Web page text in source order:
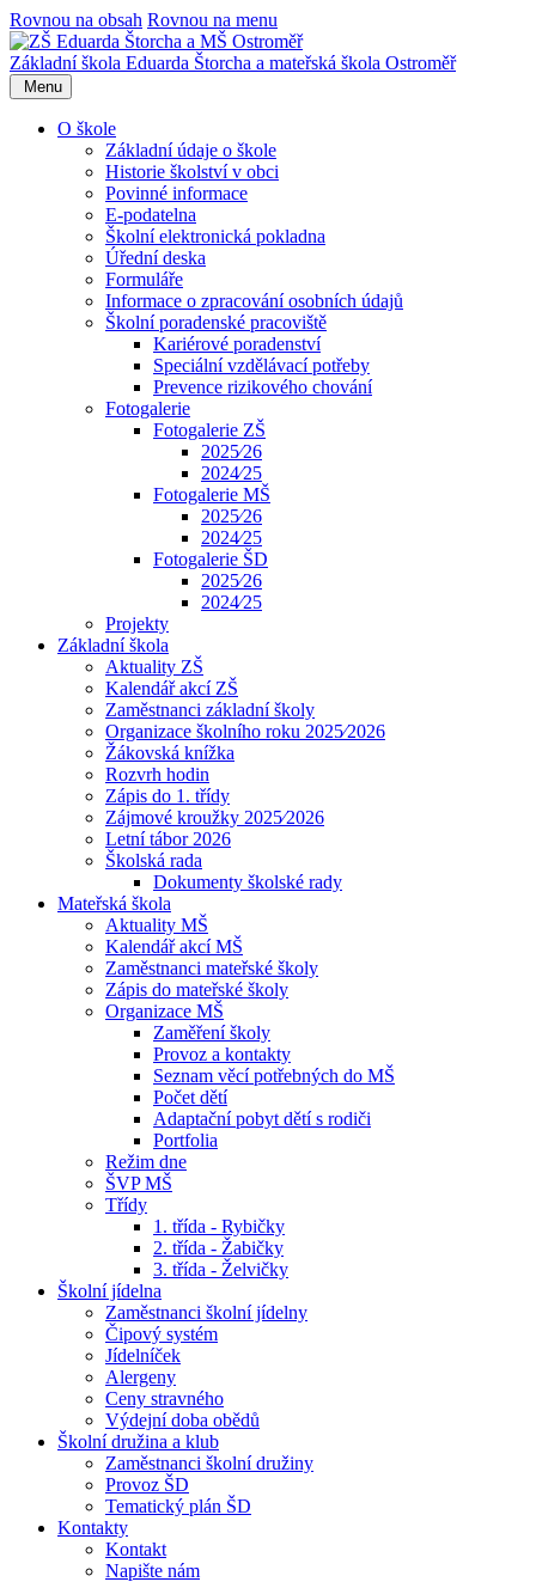
Rovnou na obsah Rovnou na menu
Základní škola Eduarda Štorcha a mateřská škola Ostroměř
Menu
O škole
Základní údaje o škole
Historie školství v obci
Povinné informace
E-podatelna
Školní elektronická pokladna
Úřední deska
Formuláře
Informace o zpracování osobních údajů
Školní poradenské pracoviště
Kariérové poradenství
Speciální vzdělávací potřeby
Prevence rizikového chování
Fotogalerie
Fotogalerie ZŠ
2025⁄26
2024⁄25
Fotogalerie MŠ
2025⁄26
2024⁄25
Fotogalerie ŠD
2025⁄26
2024⁄25
Projekty
Základní škola
Aktuality ZŠ
Kalendář akcí ZŠ
Zaměstnanci základní školy
Organizace školního roku 2025⁄2026
Žákovská knížka
Rozvrh hodin
Zápis do 1. třídy
Zájmové kroužky 2025⁄2026
Letní tábor 2026
Školská rada
Dokumenty školské rady
Mateřská škola
Aktuality MŠ
Kalendář akcí MŠ
Zaměstnanci mateřské školy
Zápis do mateřské školy
Organizace MŠ
Zaměření školy
Provoz a kontakty
Seznam věcí potřebných do MŠ
Počet dětí
Adaptační pobyt dětí s rodiči
Portfolia
Režim dne
ŠVP MŠ
Třídy
1. třída - Rybičky
2. třída - Žabičky
3. třída - Želvičky
Školní jídelna
Zaměstnanci školní jídelny
Čipový systém
Jídelníček
Alergeny
Ceny stravného
Výdejní doba obědů
Školní družina a klub
Zaměstnanci školní družiny
Provoz ŠD
Tematický plán ŠD
Kontakty
Kontakt
Napište nám